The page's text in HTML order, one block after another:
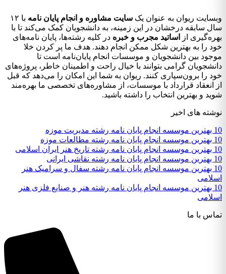
وبسایت ریوان به عنوان یک سایت مشاوره و انجام پایان نامه
با ۱۲
سال سابقه درخشان در این زمینه، به دانشجویان کمک می‌کند تا با
بهره‌گیری از
اساتید مجرب و خبره در کلیه رشته‌ها، پایان نامه‌های
خود را به بهترین شکل ممکن انجام دهند. هدف ما پر کردن خلا
موجود بین دانشجویان و موسسات انجام پایان‌نامه است تا
دانشجویان گرامی بتوانند با خیال راحت و اطمینان خاطر، پروژه‌های
خود را برون‌سپاری کنند. ریوان به شما این امکان را می‌دهد که قبل
از انعقاد قرارداد با موسسات، از مشاوره‌های تخصصی ما بهره‌مند
شوید و بهترین انتخاب را داشته باشید.
نوشته های اخیر
10 بهترین موسسه انجام پایان نامه رشته مدیریت موزه
10 بهترین موسسه انجام پایان نامه رشته مطالعات موزه
10 بهترین موسسه انجام پایان نامه رشته تاریخ هنر ایران اسلامی
10 بهترین موسسه انجام پایان نامه رشته نقاشی ایرانی
10 بهترین موسسه انجام پایان نامه رشته سفال و سرامیک هنر
اسلامی
10 بهترین موسسه انجام پایان نامه رشته هنر و صنایع فلزی هنر
اسلامی
تماس با ما